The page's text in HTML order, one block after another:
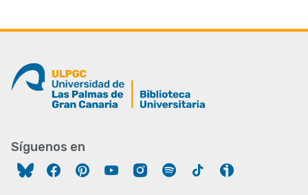
Síguenos en
FacebookPinterestYouTubeInstagram
Spotify Tiktok